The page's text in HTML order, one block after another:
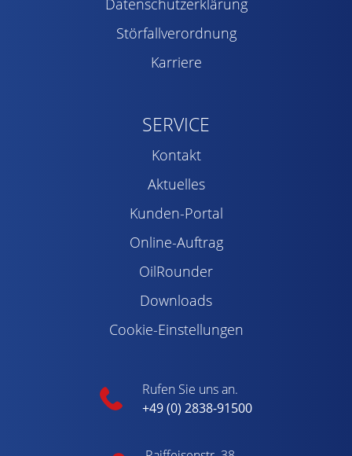
Datenschutzerklärung
Störfallverordnung
Karriere
SERVICE
Kontakt
Aktuelles
Kunden-Portal
Online-Auftrag
OilRounder
Downloads
Cookie-Einstellungen
Rufen Sie uns an.
+49 (0) 2838-91500